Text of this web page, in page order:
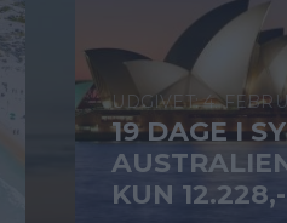
4.
19 DAGE I
KUN 12.228,-